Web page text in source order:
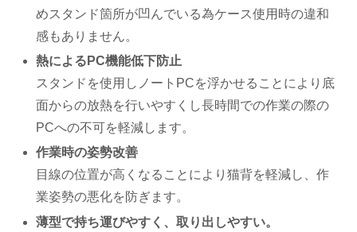
めスタンド箇所が凹んでいる為ケース使用時の違和
感もありません。
熱によるPC機能低下防止
スタンドを使用しノートPCを浮かせることにより底
面からの放熱を行いやすくし長時間での作業の際の
PCへの不可を軽減します。
作業時の姿勢改善
目線の位置が高くなることにより猫背を軽減し、作
業姿勢の悪化を防ぎます。
薄型で持ち運びやすく、取り出しやすい。